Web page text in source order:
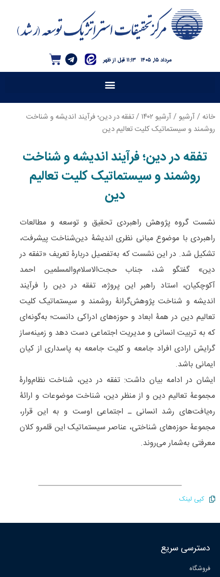
۱۱:۱۳ قبل از ظهر مرداد ۱۵, ۱۴۰۵
خانه /آرشیو /آرشیو ۱۴۰۲
/ تفقه در دین؛ فرآیند اندیشه و شناخت
روشمند و سیستماتیک کلیت تعالیم دین
تفقه در دین؛ فرآیند اندیشه و شناخت
روشمند و سیستماتیک کلیت تعالیم
دین
نشست گروه پژوهش راهبردی تحقیق و توسعه و مطالعات
راهبردی با موضوع مبانی نظری اندیشۀ دین‌شناخت پیشرفت،
تشکیل شد. در این نشست که به‌تفصیل دربارۀ تعریف «تفقه در
دین» گفتگو شد، جناب حجت‌الاسلام‌والمسلمین احمد
آکوچکیان، استاد راهبر این پروژه، تفقه در دین را فرآیند
اندیشه و شناخت پژوهش‌گرانۀ روشمند و سیستماتیک کلیت
تعالیم دین در همۀ ابعاد و حوزه‌های ادراکی دانست؛ به‌گونه‌ای
که به تربیت انسانی و مدیریت اجتماعی دست دهد و زمینه‌ساز
گرایش ارادی افراد جامعه و کلیت جامعه به پاسداری از کیان
ایمانی باشد.
ایشان در ادامه بیان داشت: تفقه در دین، شناخت نظام‌وارۀ
مجموعۀ تعالیم دین و از منظر دین، شناخت موضوعات و ارائۀ
ره‌یافت‌های رشد انسانی ـ اجتماعی اوست و به این قرار،
مجموعۀ حوزه‌های شناختی، عناصر سیستماتیک این قلمرو کلان
معرفتی به‌شمار می‌روند.
کپی لینک
دسترسی سریع
فروشگاه